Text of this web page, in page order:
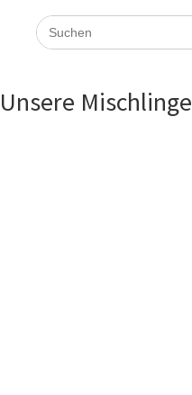
Search
for:
Unsere Mischlinge